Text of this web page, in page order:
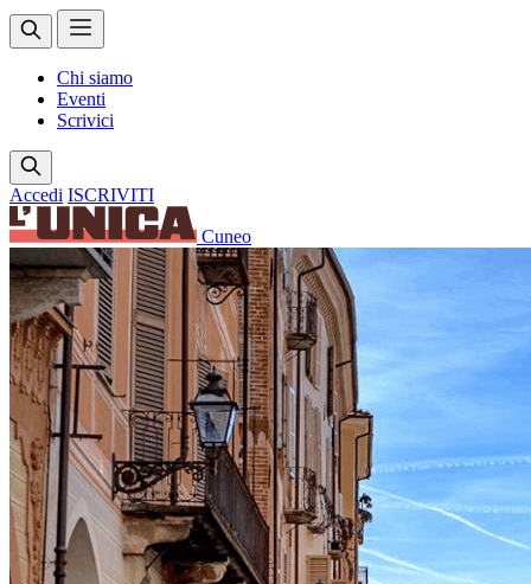
Chi siamo
Eventi
Scrivici
Accedi ISCRIVITI
Cuneo